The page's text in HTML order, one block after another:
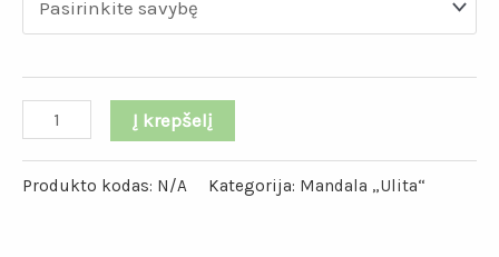
Į krepšelį
Produkto kodas: N/A Kategorija: Mandala „Ulita“